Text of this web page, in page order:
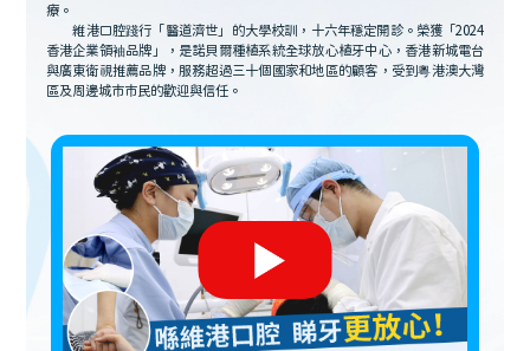
療。
維港口腔踐行「醫道濟世」的大學校訓，十六年穩定開診。榮獲「2024
香港企業領袖品牌」，是諾貝爾種植系統全球放心植牙中心，香港新城電台
與廣東衛視推薦品牌，服務超過三十個國家和地區的顧客，受到粵港澳大灣
區及周邊城市市民的歡迎與信任。